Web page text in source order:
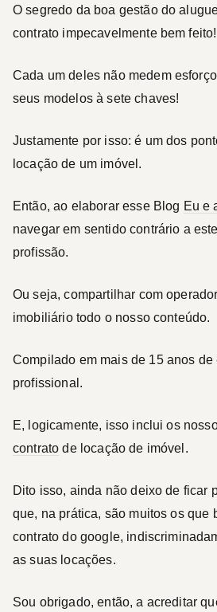
O segredo da boa gestão do
contrato impecavelmente bem feito!
Cada um deles não medem
seus modelos à sete chaves!
Justamente por isso: é um dos
locação de um imóvel.
Então, ao elaborar esse Blog Eu e
navegar em sentido contrário a
profissão.
Ou seja, compartilhar com
imobiliário todo o nosso conteúdo.
Compilado em mais de 15 anos de
profissional.
E, logicamente, isso inclui os
contrato de locação de imóvel.
Dito isso, ainda não deixo de ficar
que, na prática, são muitos os que
contrato do google,
as suas locações.
Sou obrigado, então, a acreditar